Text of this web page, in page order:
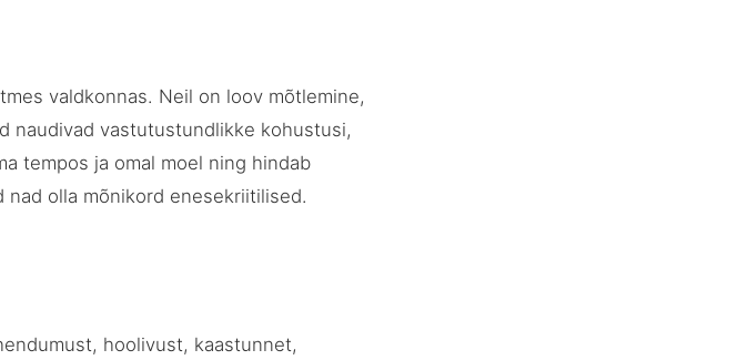
valdkonnas. Neil on loov mõtlemine,
naudivad vastutustundlikke kohustusi,
tempos ja omal moel ning hindab
olla mõnikord enesekriitilised.
hoolivust, kaastunnet,